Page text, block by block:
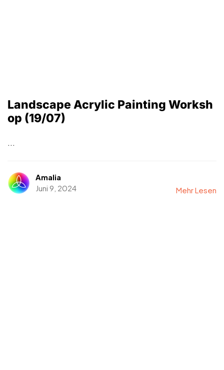
Landscape Acrylic Painting Worksh
op (19/07)
...
Amalia
Juni 9, 2024
Mehr Lesen